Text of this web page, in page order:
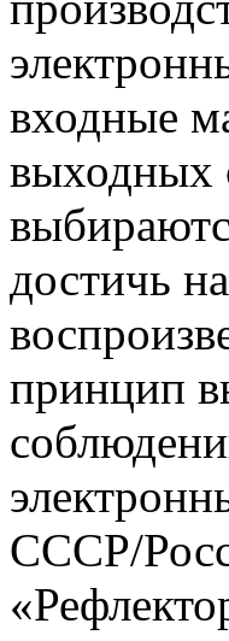
входные
выходных
достичь
принцип
СССР/